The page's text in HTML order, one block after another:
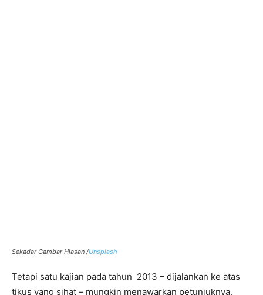
Sekadar Gambar Hiasan /Unsplash
Tetapi satu kajian pada tahun 2013 – dijalankan ke atas
tikus yang sihat – mungkin menawarkan petunjuknya.